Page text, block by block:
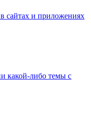
сайтах и приложениях
какой-либо темы с